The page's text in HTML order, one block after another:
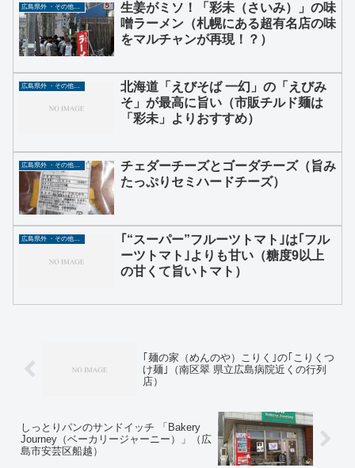
広島県外 ・その他グルメ
生姜がミソ！「彩未（さいみ）」の味
噌ラーメン（札幌にある超有名店の味
をマルチャンが再現！？）
広島県外 ・その他グルメ
北海道「えびそば 一幻」の「えびみ
そ」が最高に旨い（市販チルド麺は
「彩未」よりおすすめ）
チェダーチーズとゴーダチーズ（旨み
たっぷりセミハードチーズ）
広島県外 ・その他グルメ
｢“スーパー”フルーツトマト｣は｢フル
ーツトマト｣よりも甘い（糖度9以上
の甘くて旨いトマト）
｢麺の家（めんのや）こりく｣の｢こりくつ
け麺｣（南区翠 県立広島病院近くの行列
店）
しっとりパンのサンドイッチ 「Bakery
Journey（ベーカリージャーニー）」（広
島市安芸区船越）